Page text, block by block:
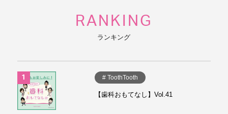
RANKING
ランキング
# ToothTooth
【歯科おもてなし】Vol.41